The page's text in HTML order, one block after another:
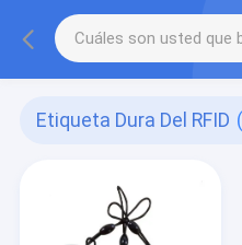
Etiqueta Dura Del RFID